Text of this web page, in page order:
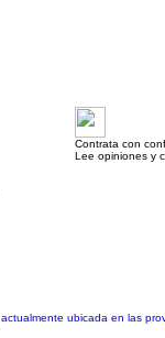
Contrata con
Lee opiniones y
ubicada en las